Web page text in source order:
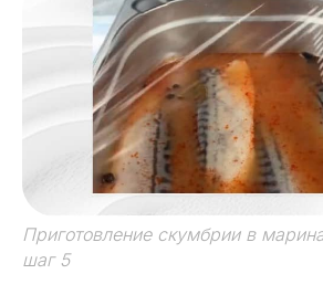
Приготовление скумбрии в
шаг 5